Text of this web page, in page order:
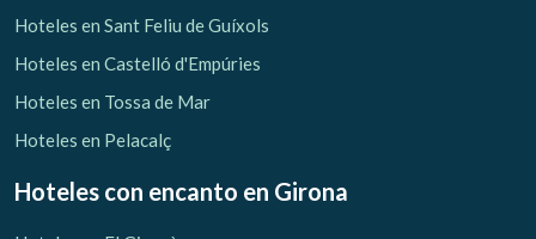
Hoteles en Sant Feliu de Guíxols
Hoteles en Castelló d'Empúries
Hoteles en Tossa de Mar
Hoteles en Pelacalç
Hoteles con encanto en Girona